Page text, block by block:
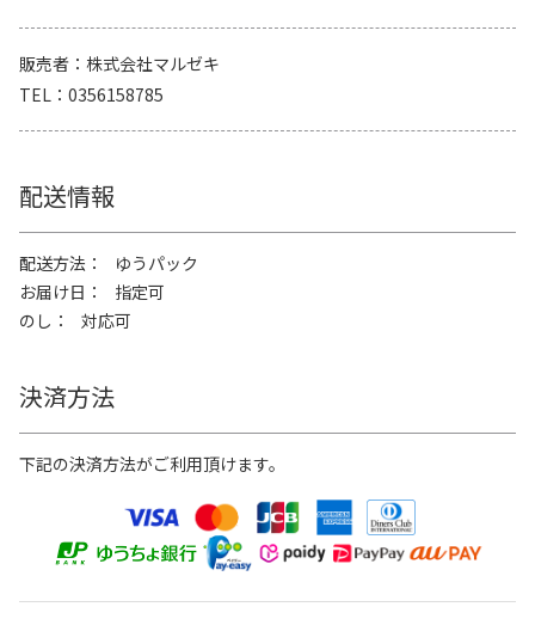
販売者
株式会社マルゼキ
TEL
0356158785
配送情報
配送方法
ゆうパック
お届け日
指定可
のし
対応可
決済方法
下記の決済方法がご利用頂けます。